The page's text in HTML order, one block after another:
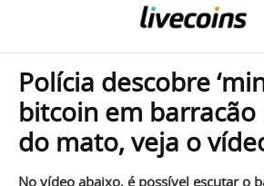
Polícia descobre
bitcoin em
do mato, veja o
No vídeo abaixo, é possível escutar o